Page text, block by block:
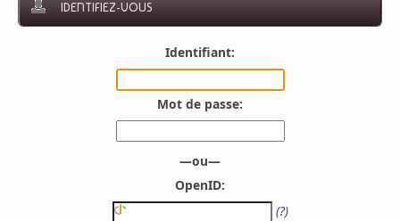
IDENTIFIEZ-VOUS
Identifiant:
Mot de passe:
—ou—
OpenID:
(?)